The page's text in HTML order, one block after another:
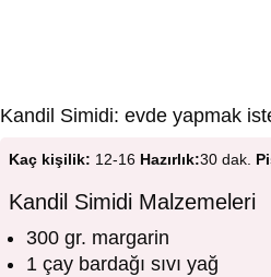
Kandil Simidi: evde yapmak
Kaç kişilik: 12-16 Hazırlık:30 dak.
Kandil Simidi Malzemeleri
300 gr. margarin
1 çay bardağı sıvı yağ